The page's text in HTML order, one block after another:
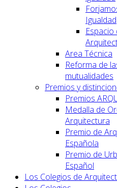
Igualdad
Area Técnica
Reforma de
mutualidades
Premios y
Premios
Medalla de
Arquitectura
Premio de
Española
Premio de
Español
Los Colegios de